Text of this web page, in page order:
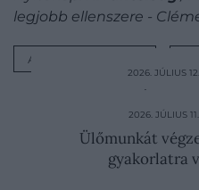
legjobb ellenszere -
ALZHEIMER-KÓR
2026. JÚLIUS
Ezért szikrázik a
ezért ne
2026. JÚLIUS
Ülőmunkát
gyakorlatra